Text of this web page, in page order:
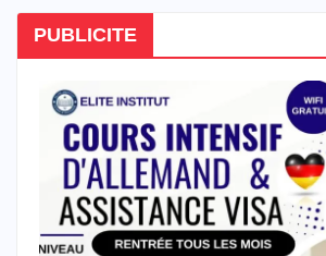
PUBLICITE